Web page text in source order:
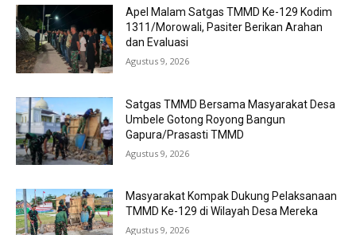
Apel Malam Satgas TMMD Ke-129 Kodim
1311/Morowali, Pasiter Berikan Arahan
dan Evaluasi
Agustus 9, 2026
Satgas TMMD Bersama Masyarakat Desa
Umbele Gotong Royong Bangun
Gapura/Prasasti TMMD
Agustus 9, 2026
Masyarakat Kompak Dukung Pelaksanaan
TMMD Ke-129 di Wilayah Desa Mereka
Agustus 9, 2026